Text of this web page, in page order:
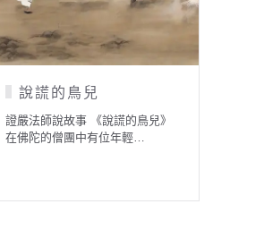
說謊的鳥兒
證嚴法師說故事 《說謊的鳥兒》
在佛陀的僧團中有位年輕…